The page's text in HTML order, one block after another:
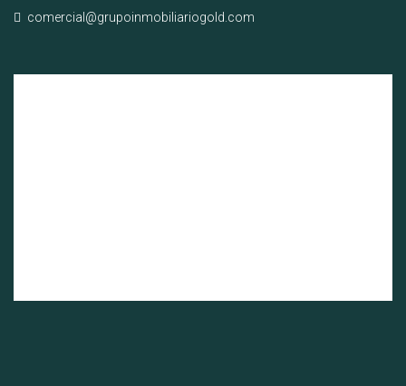
comercial@grupoinmobiliariogold.com